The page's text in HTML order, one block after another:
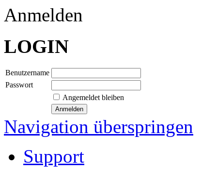
Anmelden
LOGIN
Benutzername
Passwort
Angemeldet bleiben
Navigation überspringen
Support